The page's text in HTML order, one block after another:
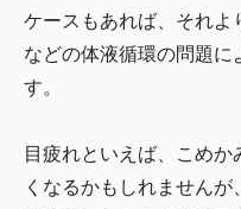
ケースもあれば、それよ
などの体液循環の問題
す。
目疲れといえば、こめ
くなるかもしれません